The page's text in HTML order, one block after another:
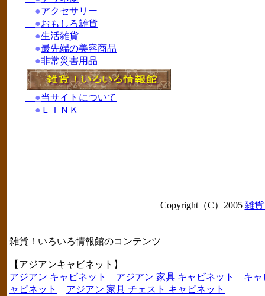
●アクセサリー
●おもしろ雑貨
●生活雑貨
●最先端の美容商品
●非常災害用品
●当サイトについて
● ＬＩＮＫ
Copyright（C）2005 雑
雑貨！いろいろ情報館のコンテンツ
【アジアンキャビネット】
アジアン キャビネット
アジアン 家具 キャビネット
キャ
ャビネット
アジアン 家具 チェスト キャビネット